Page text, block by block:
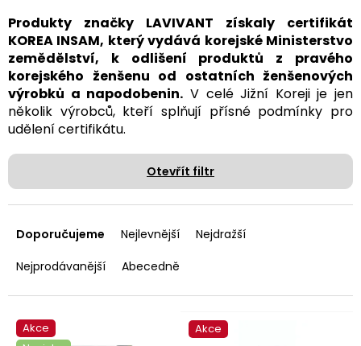
Produkty značky LAVIVANT získaly certifikát
KOREA INSAM, který vydává korejské Ministerstvo
zemědělství, k odlišení produktů z pravého
korejského ženšenu od ostatních ženšenových
výrobků a napodobenin. V celé Jižní Koreji je jen
několik výrobců, kteří splňují přísné podmínky pro
udělení certifikátu.
Otevřít filtr
a
e
í
p
Doporučujeme Nejlevnější
Nejdražší
Nejprodávanější
Abecedně
V
ý Akce
Akce